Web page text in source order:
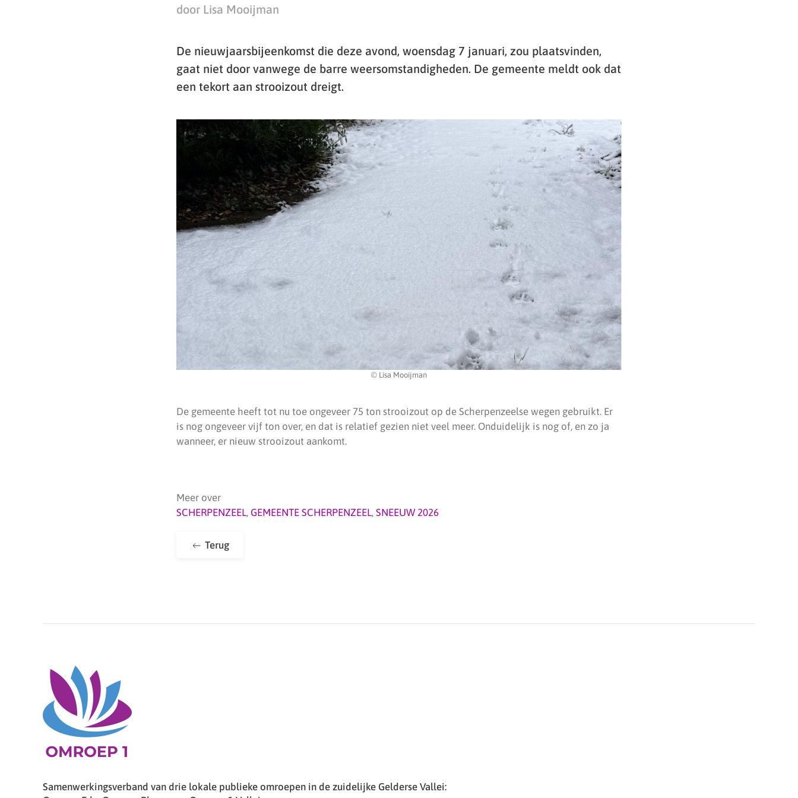
door Lisa Mooijman
De nieuwjaarsbijeenkomst die deze avond, woensdag 7 januari, zou plaatsvinden,
gaat niet door vanwege de barre weersomstandigheden. De gemeente meldt ook dat
een tekort aan strooizout dreigt.
© Lisa Mooijman
De gemeente heeft tot nu toe ongeveer 75 ton strooizout op de Scherpenzeelse wegen gebruikt. Er
is nog ongeveer vijf ton over, en dat is relatief gezien niet veel meer. Onduidelijk is nog of, en zo ja
wanneer, er nieuw strooizout aankomt.
Meer over
SCHERPENZEEL, GEMEENTE SCHERPENZEEL, SNEEUW 2026
Terug
Samenwerkingsverband van drie lokale publieke omroepen in de zuidelijke Gelderse Vallei: